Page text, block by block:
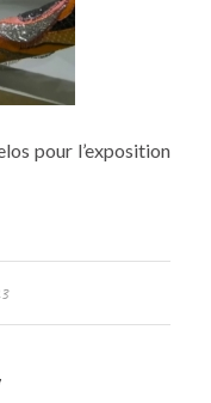
pour l’exposition